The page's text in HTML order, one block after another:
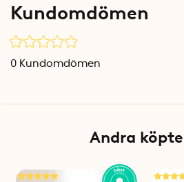
som förenklar vardagen i köket.
Specifikationer
Material: Pulverlackerad metall
Kundomdömen
0 Kundomdömen
Andra